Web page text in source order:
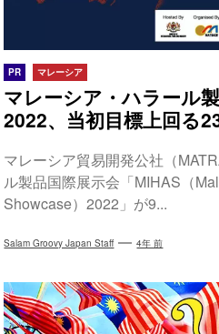
PR マレーシア
マレーシア・ハラール
2022、当初目標上回る
マレーシア貿易開発公社（
ル製品国際展示会「MIHAS（
Showcase）2022」が9...
Salam Groovy Japan Staff 4年 前